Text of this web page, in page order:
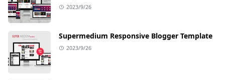
2023/9/26
Supermedium Responsive Blogger Template
2023/9/26